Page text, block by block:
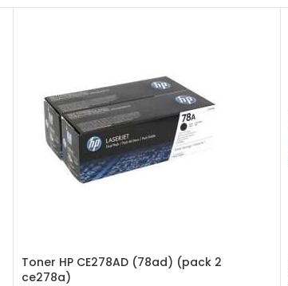
Toner HP CE278AD (78ad) (pack 2
ce278a)